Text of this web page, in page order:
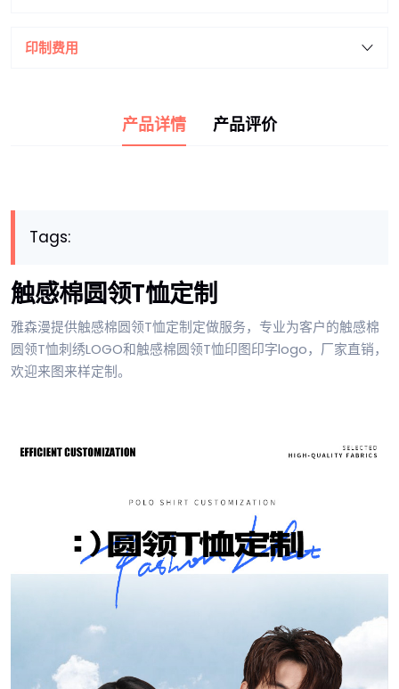
印制费用
产品详情 产品评价
Tags:
触感棉圆领T恤定制
雅森漫提供触感棉圆领T恤定制定做服务，专业为客户的触感棉
圆领T恤刺绣LOGO和触感棉圆领T恤印图印字logo，厂家直销，
欢迎来图来样定制。